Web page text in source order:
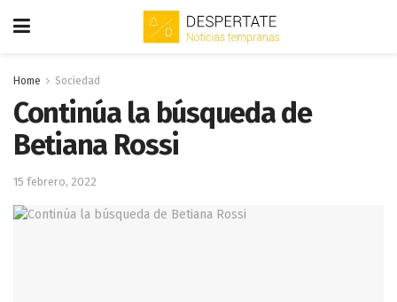
Home Sociedad
Continúa la búsqueda de
Betiana Rossi
15 febrero, 2022